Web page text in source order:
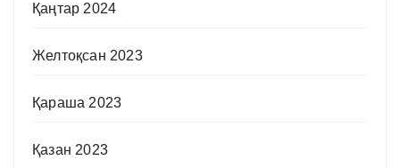
Қаңтар 2024
Желтоқсан 2023
Қараша 2023
Қазан 2023